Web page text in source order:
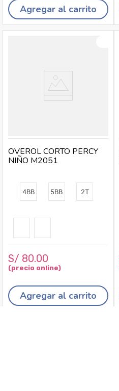
Agregar al carrito
4BB 5BB 2T
OVEROL CORTO PERCY
NIÑO M2051
S/ 80.00
Agregar al carrito